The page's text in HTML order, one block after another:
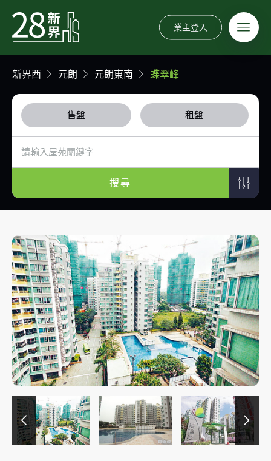
業主登入
新界西 元朗 元朗東南 蝶翠峰
售盤 租盤
搜尋